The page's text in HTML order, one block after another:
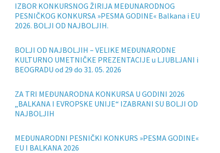
IZBOR KONKURSNOG ŽIRIJA MEĐUNARODNOG
PESNIČKOG KONKURSA »PESMA GODINE« Balkana i EU
2026. BOLJI OD NAJBOLJIH.
BOLJI OD NAJBOLJIH – VELIKE MEĐUNARODNE
KULTURNO UMETNIČKE PREZENTACIJE u LJUBLJANI i
BEOGRADU od 29 do 31. 05. 2026
ZA TRI MEĐUNARODNA KONKURSA U GODINI 2026
„BALKANA I EVROPSKE UNIJE“ IZABRANI SU BOLJI OD
NAJBOLJIH
MEĐUNARODNI PESNIČKI KONKURS »PESMA GODINE«
EU I BALKANA 2026